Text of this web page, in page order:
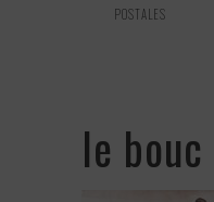
POSTALES
le bouc